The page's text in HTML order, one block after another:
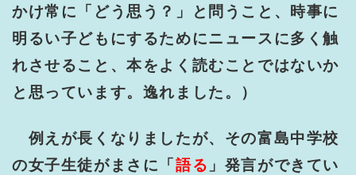
かけ常に「どう思う？」と問うこと、時事に
明るい子どもにするためにニュースに多く触
れさせること、本をよく読むことではないか
と思っています。逸れました。）
例えが長くなりましたが、その富島中学校
の女子生徒がまさに「 語る 」発言ができてい